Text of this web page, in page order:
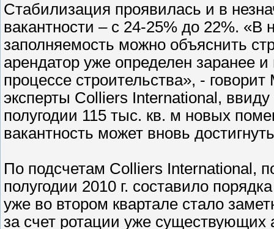
Стабилизация проявилась и в
вакантности – с 24-25% до 22%. «В
заполняемость можно объяснить
арендатор уже определен заранее
процессе строительства», -
эксперты Colliers International,
полугодии 115 тыс. кв. м новых
вакантность может вновь
По подсчетам Colliers International,
полугодии 2010 г. составило
уже во втором квартале стало
за счет ротации уже